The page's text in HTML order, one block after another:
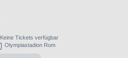
Keine Tickets verfügbar
Olympiastadion Rom